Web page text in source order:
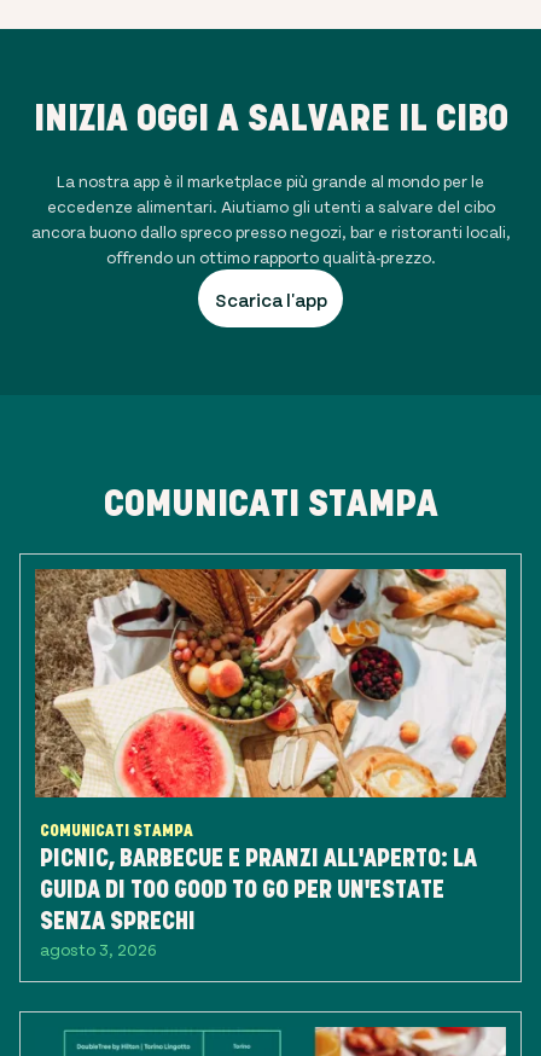
INIZIA OGGI A SALVARE IL CIBO
La nostra app è il marketplace più grande al mondo per le
eccedenze alimentari. Aiutiamo gli utenti a salvare del cibo
ancora buono dallo spreco presso negozi, bar e ristoranti locali,
offrendo un ottimo rapporto qualità-prezzo.
Scarica l'app
COMUNICATI STAMPA
COMUNICATI STAMPA
PICNIC, BARBECUE E PRANZI ALL'APERTO: LA
GUIDA DI TOO GOOD TO GO PER UN'ESTATE
SENZA SPRECHI
agosto 3, 2026